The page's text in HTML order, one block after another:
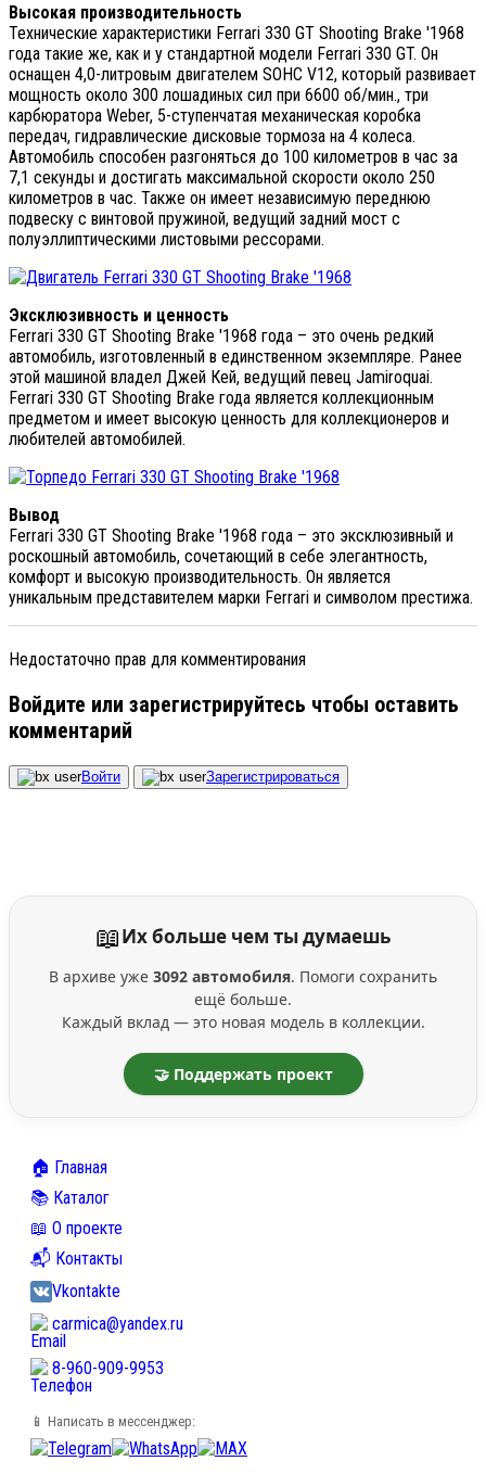
Высокая производительность
Технические характеристики Ferrari 330 GT Shooting Brake '1968
года такие же, как и у стандартной модели Ferrari 330 GT. Он
оснащен 4,0-литровым двигателем SOHC V12, который развивает
мощность около 300 лошадиных сил при 6600 об/мин., три
карбюратора Weber, 5-ступенчатая механическая коробка
передач, гидравлические дисковые тормоза на 4 колеса.
Автомобиль способен разгоняться до 100 километров в час за
7,1 секунды и достигать максимальной скорости около 250
километров в час. Также он имеет независимую переднюю
подвеску с винтовой пружиной, ведущий задний мост с
полуэллиптическими листовыми рессорами.
Эксклюзивность и ценность
Ferrari 330 GT Shooting Brake '1968 года – это очень редкий
автомобиль, изготовленный в единственном экземпляре. Ранее
этой машиной владел Джей Кей, ведущий певец Jamiroquai.
Ferrari 330 GT Shooting Brake года является коллекционным
предметом и имеет высокую ценность для коллекционеров и
любителей автомобилей.
Вывод
Ferrari 330 GT Shooting Brake '1968 года – это эксклюзивный и
роскошный автомобиль, сочетающий в себе элегантность,
комфорт и высокую производительность. Он является
уникальным представителем марки Ferrari и символом престижа.
Недостаточно прав для комментирования
Войдите или зарегистрируйтесь чтобы оставить
комментарий
Войти Зарегистрироваться
📖Их больше чем ты думаешь
В архиве уже 3092 автомобиля. Помоги сохранить
ещё больше.
Каждый вклад — это новая модель в коллекции.
🤝 Поддержать проект
🏠 Главная
📚 Каталог
📖 О проекте
📬 Контакты
Vkontakte
carmica@yandex.ru
8-960-909-9953
📱 Написать в мессенджер: